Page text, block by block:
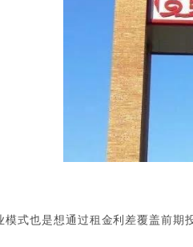
模式也是想通过租金利差覆盖前期